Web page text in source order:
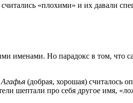
«плохими» и их давали
именами. Но парадокс в том, что
Агафья (добрая, хорошая) считалось
шептали про себя другое имя,